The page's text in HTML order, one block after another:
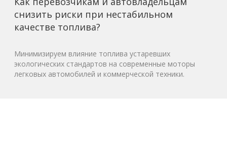
снизить риски при нестабильном
качестве топлива?
Минимизируем влияние топлива устаревших
экологических стандартов на современные моторы
легковых автомобилей и коммерческой техники.